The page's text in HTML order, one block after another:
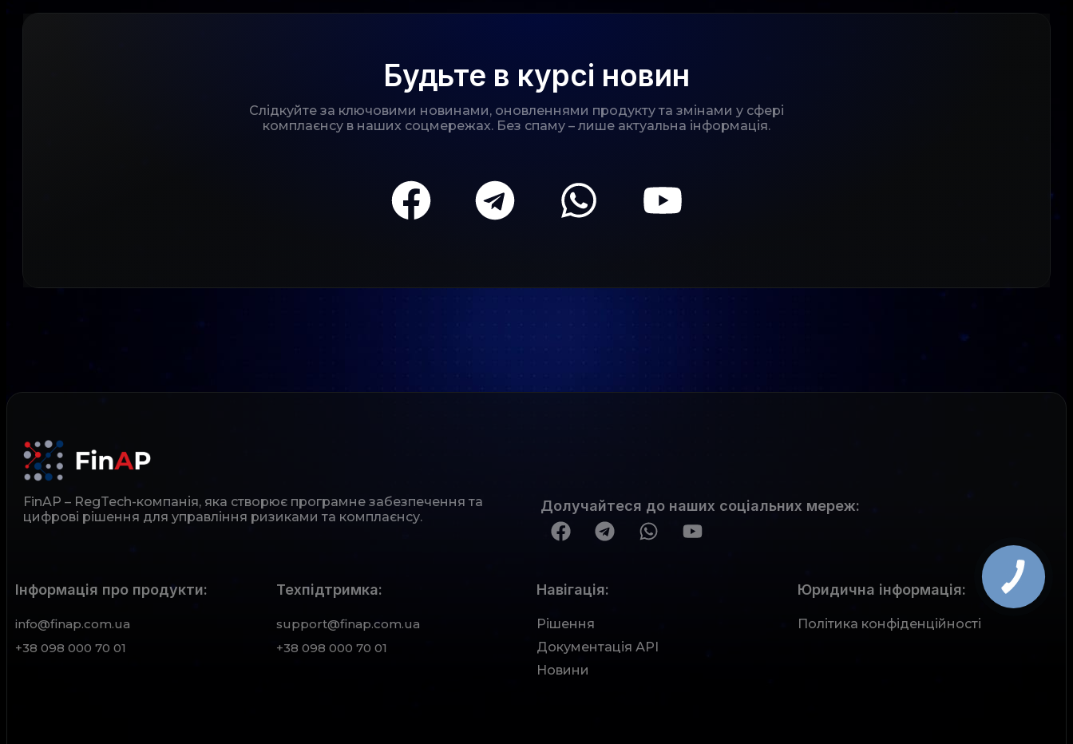
Будьте в курсі новин
Слідкуйте за ключовими новинами, оновленнями продукту та змінами у сфері
комплаєнсу в наших соцмережах. Без спаму – лише актуальна інформація.
FinAP – RegTech-компанія, яка створює програмне забезпечення та
цифрові рішення для управління ризиками та комплаєнсу.
Долучайтеся до наших соціальних мереж:
Інформація про продукти:
info@finap.com.ua
+38 098 000 70 01
Техпідтримка:
support@finap.com.ua
+38 098 000 70 01
Рішення
Документація АРІ
Новини
Навігація: Юридична інформація:
Політика конфіденційності